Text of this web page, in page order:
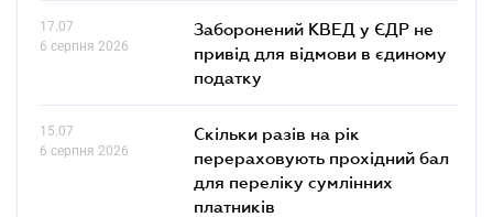
17.07
6 серпня 2026
Заборонений КВЕД у ЄДР не
привід для відмови в єдиному
податку
15.07
6 серпня 2026
Скільки разів на рік
перераховують прохідний бал
для переліку сумлінних
платників